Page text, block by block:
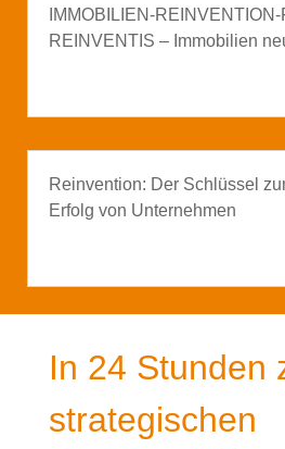
REINVENTIS – Immobilien
Reinvention: Der Schlüssel
Erfolg von Unternehmen
In 24 Stunden
strategischen